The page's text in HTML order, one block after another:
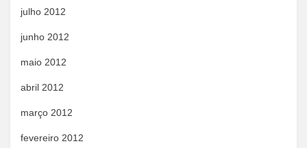
julho 2012
junho 2012
maio 2012
abril 2012
março 2012
fevereiro 2012